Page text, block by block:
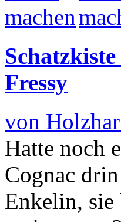
Fressy
von
Hatte noch
Cognac
Enkelin, sie